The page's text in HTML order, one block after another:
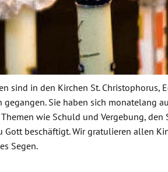
sind in den Kirchen St. Christophorus,
Sie haben sich monatelang
wie Schuld und Vergebung, den
Gott beschäftigt. Wir gratulieren allen
Segen.